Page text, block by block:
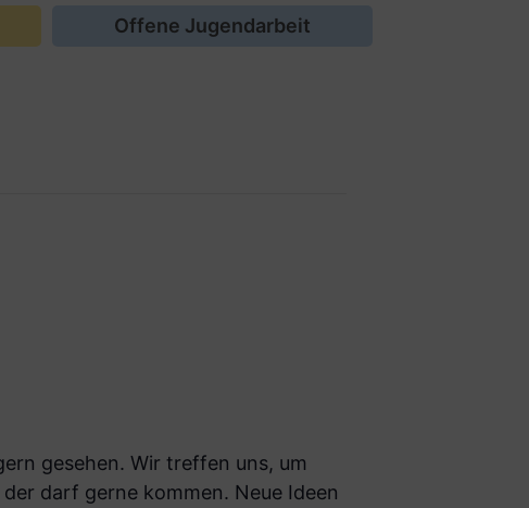
Offene Jugendarbeit
gesehen. Wir treffen uns, um
darf gerne kommen. Neue Ideen